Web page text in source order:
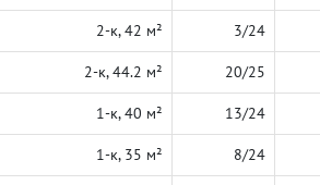
2-к, 42 м² 3/24
2-к, 44.2 м² 20/25
1-к, 40 м² 13/24
1-к, 35 м² 8/24